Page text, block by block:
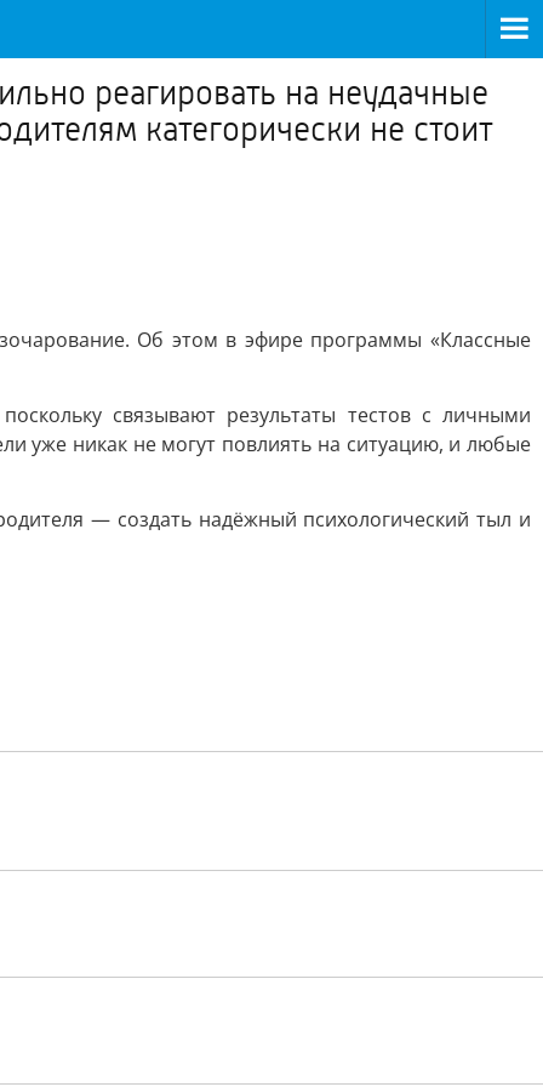
реагировать на неудачные
категорически не стоит
Об этом в эфире программы «Классные
связывают результаты тестов с личными
уже никак не могут повлиять на ситуацию, и любые
— создать надёжный психологический тыл и